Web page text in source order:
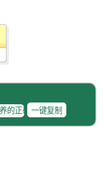
一键复制